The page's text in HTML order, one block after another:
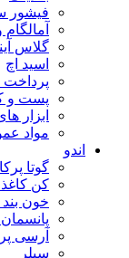
فیشور
گلاس
اسید اچ
پرداخت
پست و
ابزار
مواد
اندو
گوتا پرکا
کن
خون
آرسی
سیلر